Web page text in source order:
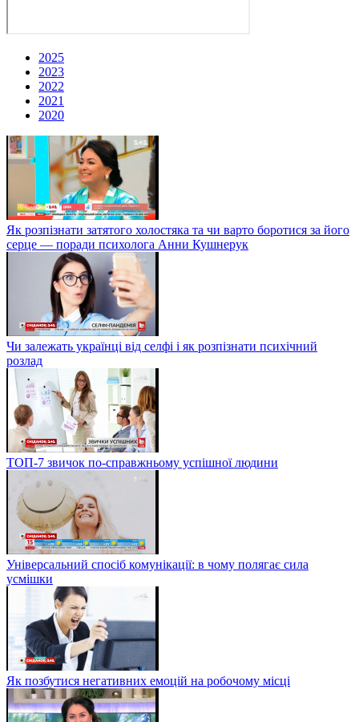
2025
2023
2022
2021
2020
Як розпізнати затятого холостяка та чи варто боротися за його
серце — поради психолога Анни Кушнерук
Чи залежать українці від селфі і як розпізнати психічний
розлад
ТОП-7 звичок по-справжньому успішної людини
Універсальний спосіб комунікації: в чому полягає сила
усмішки
Як позбутися негативних емоцій на робочому місці